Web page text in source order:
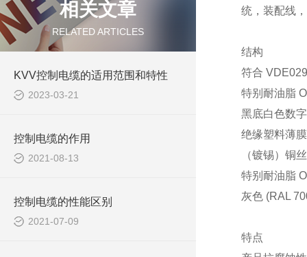
相关文章
RELATED ARTICLES
KVV控制电缆的适用范围和特性
2023-03-21
控制电缆的作用
2021-08-13
控制电缆的性能区别
2021-07-09
统，装配线
结构
符合
特别耐油脂
黑底白色数
绝缘塑料薄
（镀锡）铜
特别耐油脂
灰色 (RAL
特点